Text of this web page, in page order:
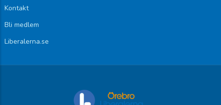
Kontakt
Bli medlem
Liberalerna.se